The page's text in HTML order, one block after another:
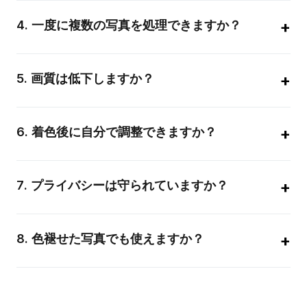
維持したまま処理します。
4. 一度に複数の写真を処理できますか？ +
可能です。
5. 画質は低下しますか？ +
に追加します。
6. 着色後に自分で調整できますか？ +
調整していただくことも可能です。
7. プライバシーは守られていますか？ +
に管理されます。
8. 色褪せた写真でも使えますか？ +